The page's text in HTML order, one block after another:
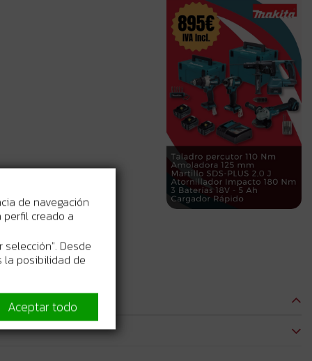
de navegación
creado a
Desde
la posibilidad de
Aceptar todo